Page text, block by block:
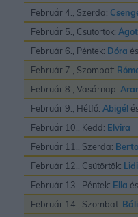
Február 4., Szerda:
Február 5., Csütörtök:
Február 6., Péntek: Dóra és
Február 7., Szombat:
Február 8., Vasárnap:
Február 9., Hétfő: Abigél
Február 10., Kedd: Elvira
Február 11., Szerda:
Február 12., Csütörtök:
Február 13., Péntek: Ella és
Február 14., Szombat: